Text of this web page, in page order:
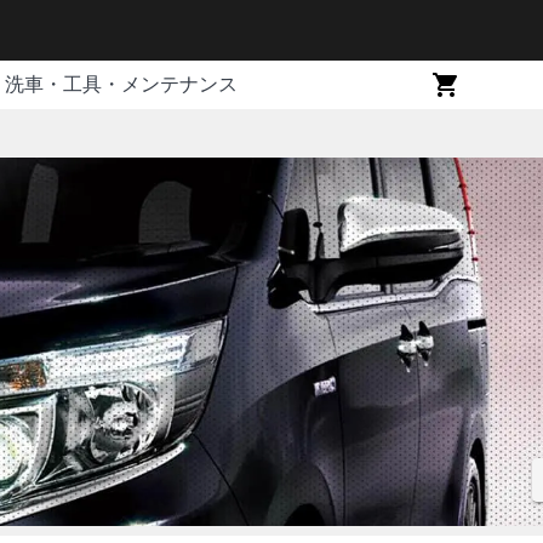
洗車・工具・メンテナンス